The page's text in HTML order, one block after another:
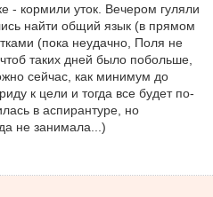
- кормили уток. Вечером гуляли
найти общий язык (в прямом
(пока неудачно, Поля не
таких дней было побольше,
сейчас, как минимум до
к цели и тогда все будет по-
в аспирантуре, но
не занимала...)